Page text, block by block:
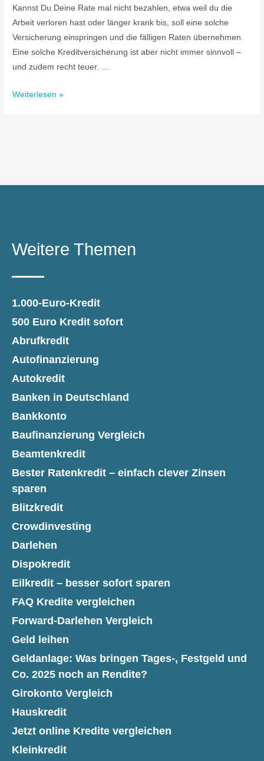
Kannst Du Deine Rate mal nicht bezahlen, etwa weil du die
Arbeit verloren hast oder länger krank bis, soll eine solche
Versicherung einspringen und die fälligen Raten übernehmen.
Eine solche Kreditversicherung ist aber nicht immer sinnvoll –
und zudem recht teuer. …
Weiterlesen »
Weitere Themen
1.000-Euro-Kredit
500 Euro Kredit sofort
Abrufkredit
Autofinanzierung
Autokredit
Banken in Deutschland
Bankkonto
Baufinanzierung Vergleich
Beamtenkredit
Bester Ratenkredit – einfach clever Zinsen
sparen
Blitzkredit
Crowdinvesting
Darlehen
Dispokredit
Eilkredit – besser sofort sparen
FAQ Kredite vergleichen
Forward-Darlehen Vergleich
Geld leihen
Geldanlage: Was bringen Tages-, Festgeld und
Co. 2025 noch an Rendite?
Girokonto Vergleich
Hauskredit
Jetzt online Kredite vergleichen
Kleinkredit